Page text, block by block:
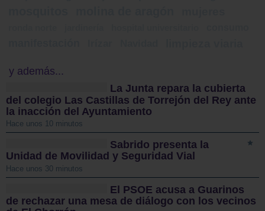
y además...
La Junta repara la cubierta
del colegio Las Castillas de Torrejón del Rey ante
la inacción del Ayuntamiento
Hace unos 10 minutos
Sabrido presenta la
Unidad de Movilidad y Seguridad Vial
Hace unos 30 minutos
El PSOE acusa a Guarinos
de rechazar una mesa de diálogo con los vecinos